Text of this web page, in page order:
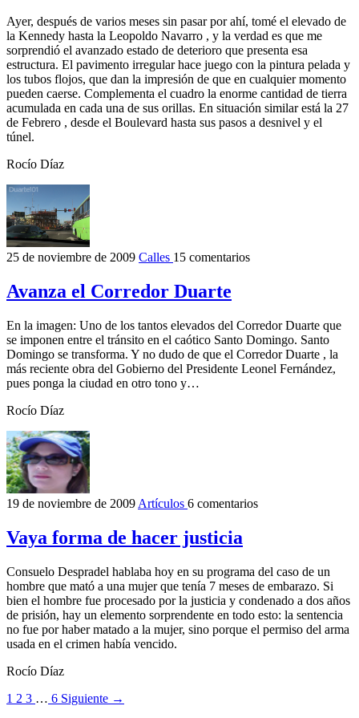
Ayer, después de varios meses sin pasar por ahí, tomé el elevado de
la Kennedy hasta la Leopoldo Navarro , y la verdad es que me
sorprendió el avanzado estado de deterioro que presenta esa
estructura. El pavimento irregular hace juego con la pintura pelada y
los tubos flojos, que dan la impresión de que en cualquier momento
pueden caerse. Complementa el cuadro la enorme cantidad de tierra
acumulada en cada una de sus orillas. En situación similar está la 27
de Febrero , desde el Boulevard hasta sus pasos a desnivel y el
túnel.
Rocío Díaz
25 de noviembre de 2009 Calles 15 comentarios
Avanza el Corredor Duarte
En la imagen: Uno de los tantos elevados del Corredor Duarte que
se imponen entre el tránsito en el caótico Santo Domingo. Santo
Domingo se transforma. Y no dudo de que el Corredor Duarte , la
más reciente obra del Gobierno del Presidente Leonel Fernández,
pues ponga la ciudad en otro tono y…
Rocío Díaz
19 de noviembre de 2009 Artículos 6 comentarios
Vaya forma de hacer justicia
Consuelo Despradel hablaba hoy en su programa del caso de un
hombre que mató a una mujer que tenía 7 meses de embarazo. Si
bien el hombre fue procesado por la justicia y condenado a dos años
de prisión, hay un elemento sorprendente en todo esto: la sentencia
no fue por haber matado a la mujer, sino porque el permiso del arma
usada en el crimen había vencido.
Rocío Díaz
1 2 3 … 6 Siguiente →